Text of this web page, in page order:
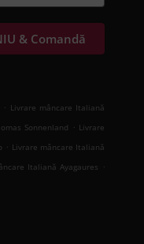
& Comandă
. Livrare mâncare Italiană
Sonnenland . Livrare
. Livrare mâncare Italiană
Italiană Ayagaures .